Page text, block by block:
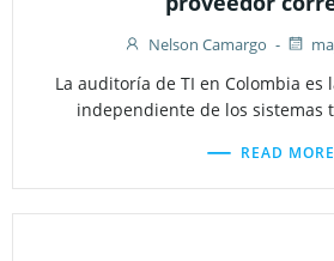
Nelson Camargo -
La auditoría de TI en Colombia es
independiente de los sistemas
READ MORE